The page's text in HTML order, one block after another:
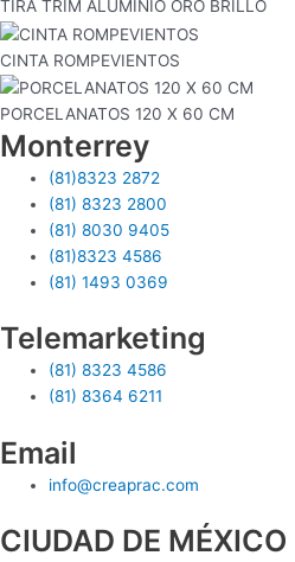
TIRA TRIM ALUMINIO ORO BRILLO
CINTA ROMPEVIENTOS
PORCELANATOS 120 X 60 CM
Monterrey
(81)8323 2872
(81) 8323 2800
(81) 8030 9405
(81)8323 4586
(81) 1493 0369
Telemarketing
(81) 8323 4586
(81) 8364 6211
Email
info@creaprac.com
CIUDAD DE MÉXICO